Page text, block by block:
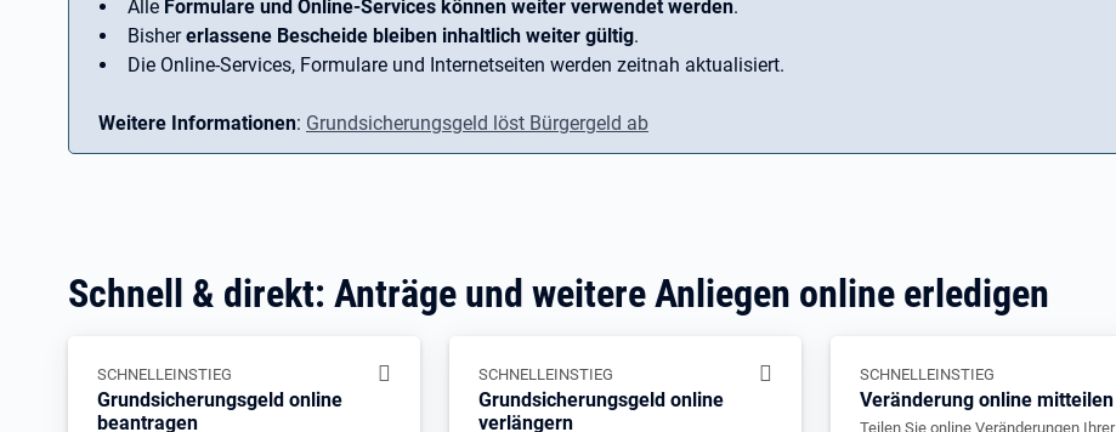
Alle Formulare und Online-Services können weiter verwendet werden.
Bishererlassene Bescheide bleiben inhaltlich weiter gültig.
Die Online-Services, Formulare und Internetseiten werden zeitnah aktualisiert.
Weitere Informationen: Grundsicherungsgeld löst Bürgergeld ab
Schnell & direkt: Anträge und weitere Anliegen online erledigen
SCHNELLEINSTIEG
Grundsicherungsgeld online
beantragen
SCHNELLEINSTIEG
Grundsicherungsgeld online
verlängern
SCHNELLEINSTIEG
Veränderung online mitteilen
Teilen Sie online Veränderungen Ihrer